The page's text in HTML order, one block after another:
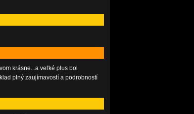
krásne...a veľké plus bol
plný zaujímavostí a podrobností